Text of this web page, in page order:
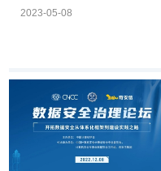
它是否能用于网络攻击或者
ChatGPT在网络安全领域的
应用尚处于初级阶段，我们
看看本届RSAC大会上专家
如何解读ChatGPT在网络安
全领域的应用。
2023-05-08